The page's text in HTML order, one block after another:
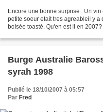
Encore une bonne surprise . Un
petite soeur etait tres agreableil y
boisée toasté. Qu'en est il en
Burge Australie
syrah 1998
Publié le 18/10/2007 à 05:57
Par Fred